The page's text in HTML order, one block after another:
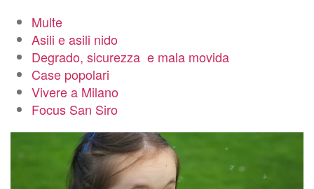
Multe
Asili e asili nido
Degrado, sicurezza e mala movida
Case popolari
Vivere a Milano
Focus San Siro